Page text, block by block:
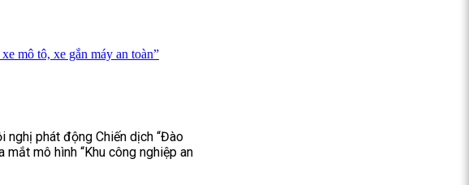
mô tô, xe gắn máy an toàn”
phát động Chiến dịch “Đào
mô hình “Khu công nghiệp an